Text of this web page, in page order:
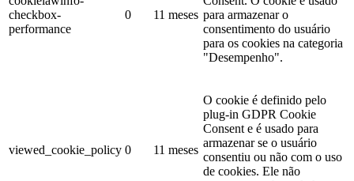
checkbox-
performance
0 11 meses para armazenar o
consentimento do usuário
para os cookies na categoria
"Desempenho".
viewed_cookie_policy 0 11 meses
O cookie é definido pelo
plug-in GDPR Cookie
Consent e é usado para
armazenar se o usuário
consentiu ou não com o uso
de cookies. Ele não